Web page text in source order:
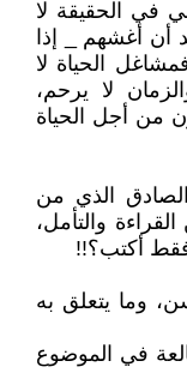
في الحقيقة لا
أن أغشهم _ إذا
الحياة لا
لا يرحم،
من أجل الحياة
الذي من
والتأمل،
فقط أكتب؟!!
وما يتعلق به
في الموضوع